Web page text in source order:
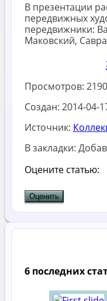
В презентации
передвижных
передвижники:
Маковский,
Просмотров: 2190
Создан: 2014-04-
Источник:
В закладки:
Оцените статью:
6 последних